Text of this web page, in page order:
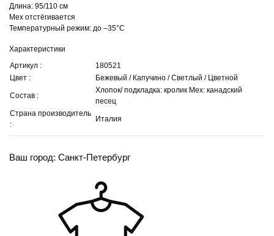
Длина: 95/110 см
Мех отстёгивается
Температурный режим: до –35°С
Характеристики
Артикул :
180521
Цвет :
Бежевый / Капучино / Светлый / Цветной
Состав :
Хлопок/ подкладка: кролик Мех: канадский
песец
Страна производитель
:
Италия
Ваш город: Санкт-Петербург